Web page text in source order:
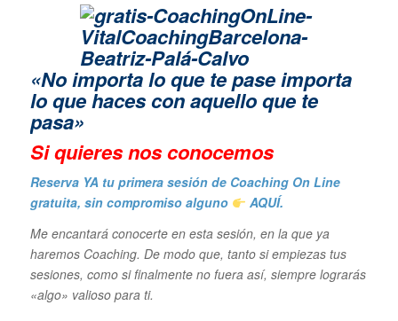
«No importa lo que te pase importa
lo que haces con aquello que te
pasa»
Si quieres nos conocemos
Reserva YA tu primera sesión de Coaching On Line
gratuita, sin compromiso alguno
AQUÍ.
Me encantará conocerte en esta sesión, en la que ya
haremos Coaching. De modo que, tanto si empiezas tus
sesiones, como si finalmente no fuera así, siempre lograrás
«algo» valioso para ti.